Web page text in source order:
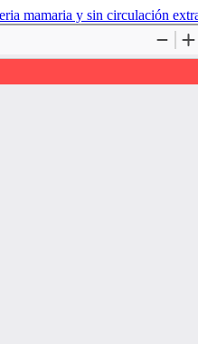
mamaria y sin circulación